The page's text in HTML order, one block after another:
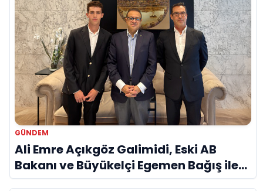
GÜNDEM
Ali Emre Açıkgöz Galimidi, Eski AB
Bakanı ve Büyükelçi Egemen Bağış ile
Bir Araya Geldi